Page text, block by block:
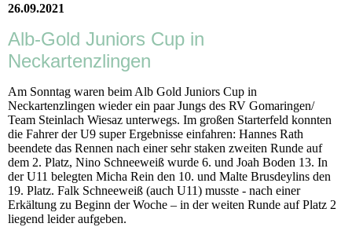
26.09.2021
Alb-Gold Juniors Cup in
Neckartenzlingen
Am Sonntag waren beim Alb Gold Juniors Cup in
Neckartenzlingen wieder ein paar Jungs des RV Gomaringen/
Team Steinlach Wiesaz unterwegs. Im großen Starterfeld konnten
die Fahrer der U9 super Ergebnisse einfahren: Hannes Rath
beendete das Rennen nach einer sehr staken zweiten Runde auf
dem 2. Platz, Nino Schneeweiß wurde 6. und Joah Boden 13. In
der U11 belegten Micha Rein den 10. und Malte Brusdeylins den
19. Platz. Falk Schneeweiß (auch U11) musste - nach einer
Erkältung zu Beginn der Woche – in der weiten Runde auf Platz 2
liegend leider aufgeben.